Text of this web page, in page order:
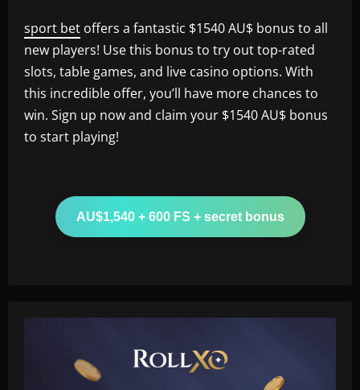
sport bet offers a fantastic $1540 AU$ bonus to all
new players! Use this bonus to try out top-rated
slots, table games, and live casino options. With
this incredible offer, you’ll have more chances to
win. Sign up now and claim your $1540 AU$ bonus
to start playing!
AU$1,540 + 600 FS + secret bonus